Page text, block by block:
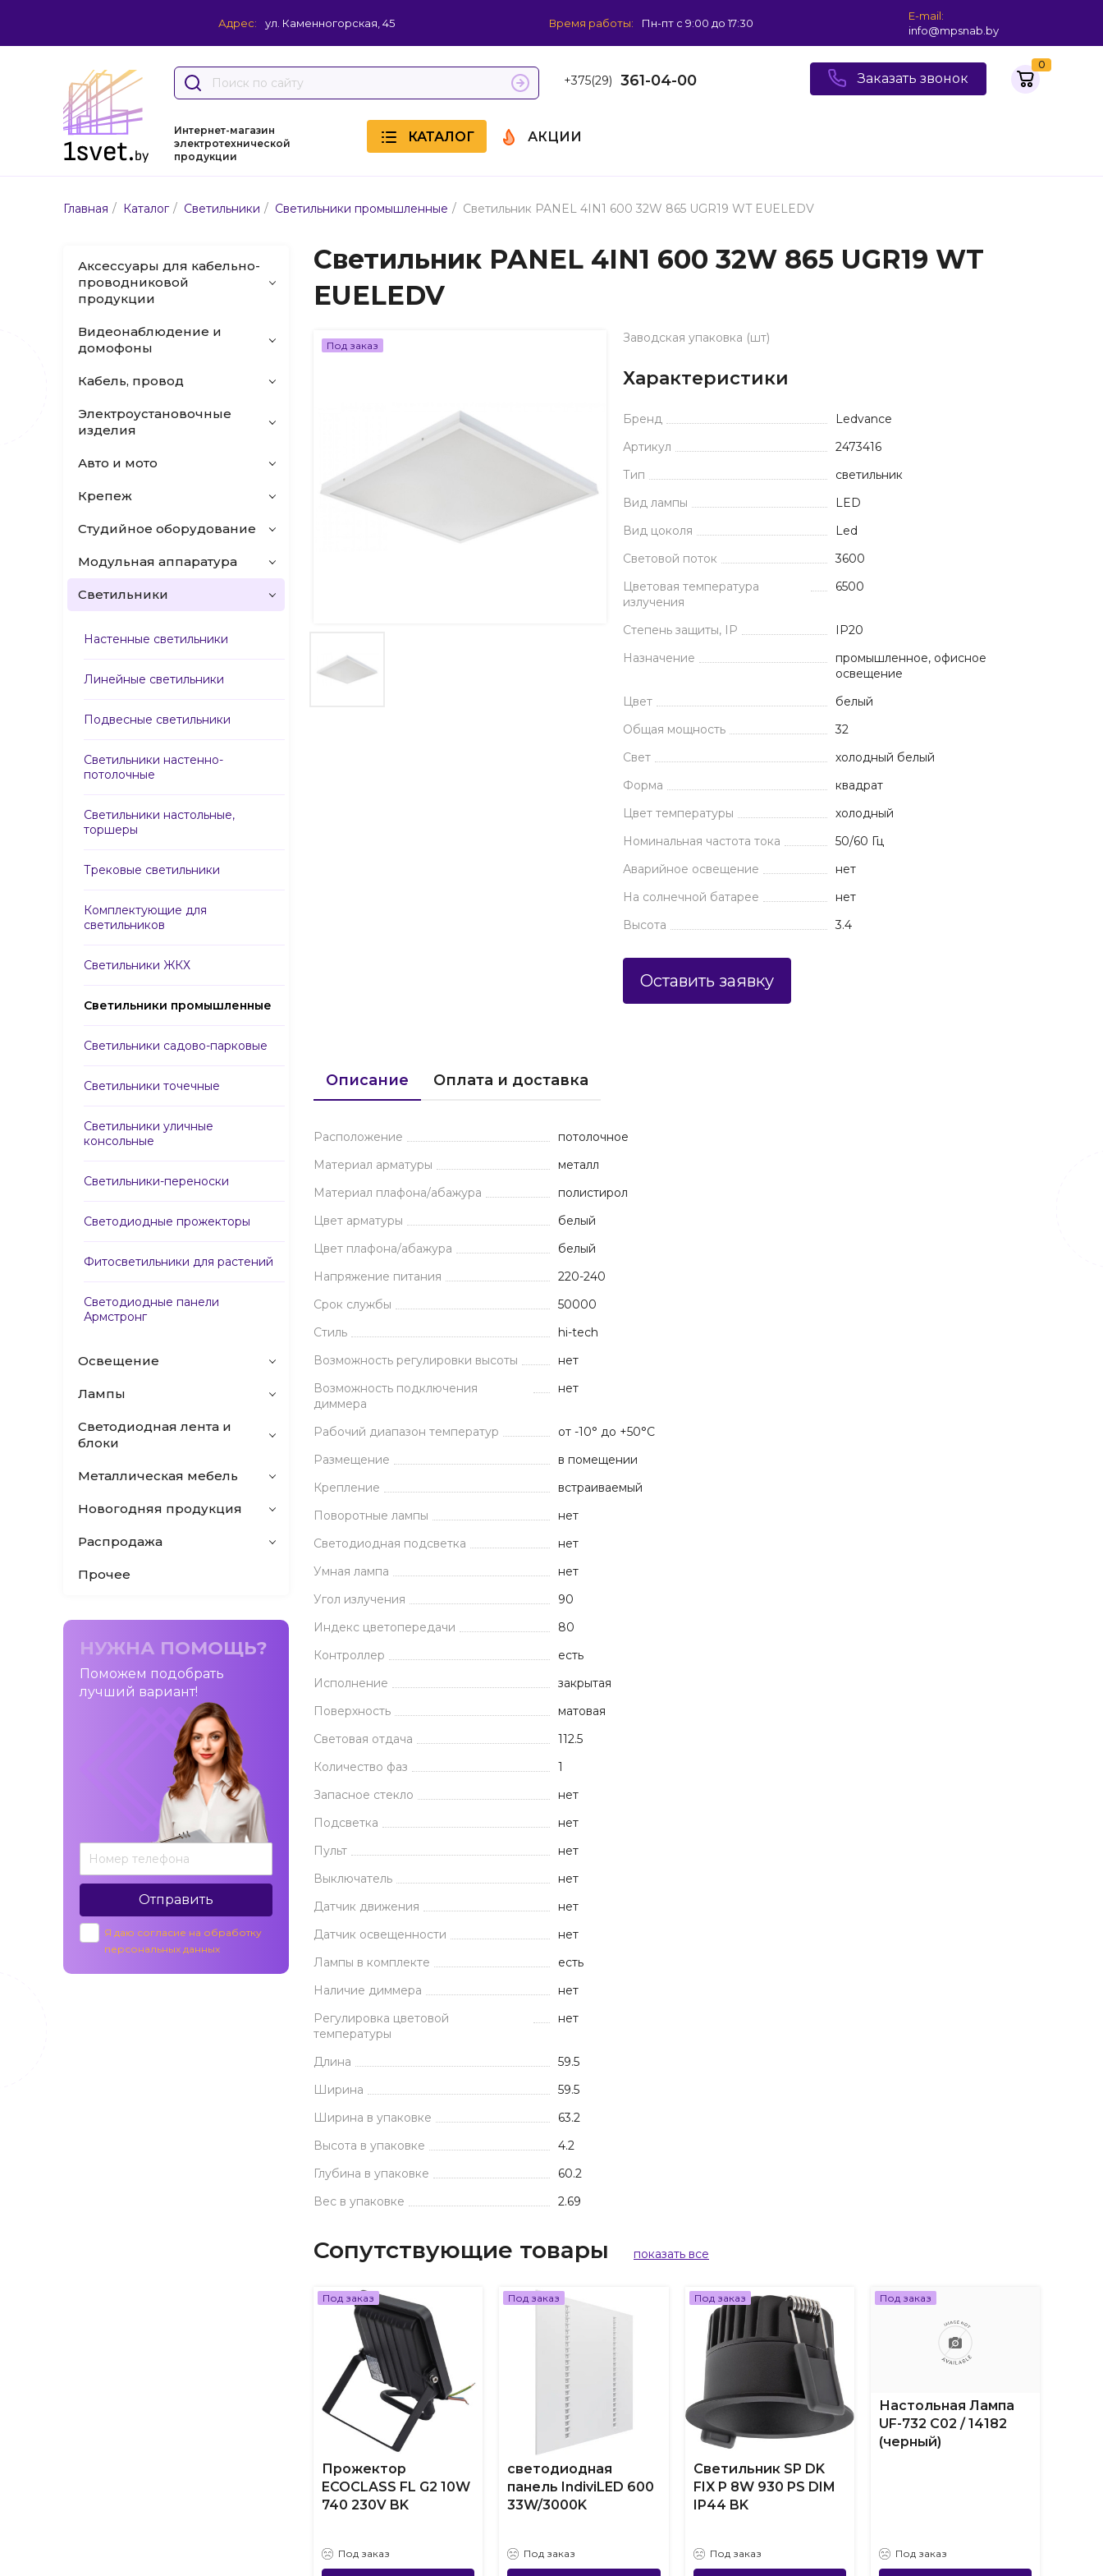
Адрес: ул. Каменногорская, 45 Время работы: Пн-пт с 9:00 до 17:30
E-mail:
info@mpsnab.by
+375(29) 361-04-00 Заказать звонок
0
Интернет-магазин
электротехнической
продукции
КАТАЛОГ АКЦИИ
Главная / Каталог / Светильники / Светильники промышленные / Светильник PANEL 4IN1 600 32W 865 UGR19 WT EUELEDV
Аксессуары для кабельно-
проводниковой
продукции
Видеонаблюдение и
домофоны
Кабель, провод
Электроустановочные
изделия
Авто и мото
Крепеж
Студийное оборудование
Модульная аппаратура
Светильники
Настенные светильники
Линейные светильники
Подвесные светильники
Светильники настенно-
потолочные
Светильники настольные,
торшеры
Трековые светильники
Комплектующие для
светильников
Светильники ЖКХ
Светильники промышленные
Светильники садово-парковые
Светильники точечные
Светильники уличные
консольные
Светильники-переноски
Светодиодные прожекторы
Фитосветильники для растений
Светодиодные панели
Армстронг
Освещение
Лампы
Светодиодная лента и
блоки
Металлическая мебель
Новогодняя продукция
Распродажа
Прочее
НУЖНА ПОМОЩЬ?
Поможем подобрать
лучший вариант!
Отправить
Я даю согласие на обработку
персональных данных
Светильник PANEL 4IN1 600 32W 865 UGR19 WT
EUELEDV
Под заказ
Заводская упаковка (шт)
Характеристики
Бренд
Ledvance
Артикул
2473416
Тип
светильник
Вид лампы
LED
Вид цоколя
Led
Световой поток
3600
Цветовая температура
излучения
6500
Степень защиты, IP
IP20
Назначение
промышленное, офисное
освещение
Цвет
белый
Общая мощность
32
Свет
холодный белый
Форма
квадрат
Цвет температуры
холодный
Номинальная частота тока
50/60 Гц
Аварийное освещение
нет
На солнечной батарее
нет
Высота
3.4
Оставить заявку
Описание Оплата и доставка
Расположение
потолочное
Материал арматуры
металл
Материал плафона/абажура
полистирол
Цвет арматуры
белый
Цвет плафона/абажура
белый
Напряжение питания
220-240
Срок службы
50000
Стиль
hi-tech
Возможность регулировки высоты
нет
Возможность подключения
диммера
нет
Рабочий диапазон температур
от -10° до +50°С
Размещение
в помещении
Крепление
встраиваемый
Поворотные лампы
нет
Светодиодная подсветка
нет
Умная лампа
нет
Угол излучения
90
Индекс цветопередачи
80
Контроллер
есть
Исполнение
закрытая
Поверхность
матовая
Световая отдача
112.5
Количество фаз
1
Запасное стекло
нет
Подсветка
нет
Пульт
нет
Выключатель
нет
Датчик движения
нет
Датчик освещенности
нет
Лампы в комплекте
есть
Наличие диммера
нет
Регулировка цветовой
температуры
нет
Длина
59.5
Ширина
59.5
Ширина в упаковке
63.2
Высота в упаковке
4.2
Глубина в упаковке
60.2
Вес в упаковке
2.69
Сопутствующие товары показать все
Под заказ
Прожектор
ECOCLASS FL G2 10W
740 230V BK
Под заказ
Под заказ
светодиодная
панель IndiviLED 600
33W/3000K
Под заказ
Под заказ
Светильник SP DK
FIX P 8W 930 PS DIM
IP44 BK
Под заказ
Под заказ
Настольная Лампа
UF-732 C02 / 14182
(черный)
Под заказ